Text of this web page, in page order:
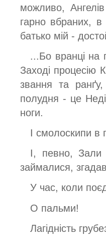
можливо,
гарно вбраних,
батько мій -
...Бо вранці на
Заході процесію
звання та
полудня - це
ноги.
І смолоскипи в
І, певно, Зали
займалися,
У час, коли
О пальми!
Лагідність